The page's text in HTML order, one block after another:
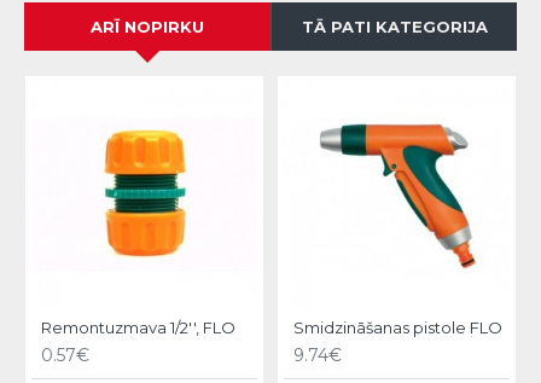
ARĪ NOPIRKU TĀ PATI KATEGORIJA
Remontuzmava 1/2'', FLO
0.57€
Smidzināšanas pistole FLO
9.74€